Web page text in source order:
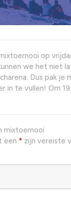
op
we het niet
Dus pak
in te vullen! Om
mixtoernooi
een * zijn vereiste